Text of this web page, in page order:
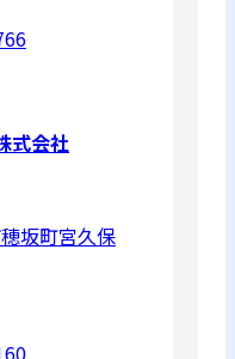
式会社
坂町宮久保